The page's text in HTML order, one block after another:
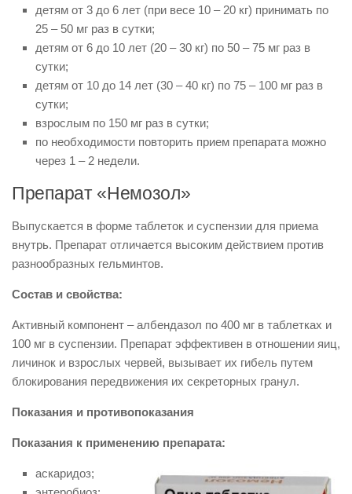
детям от 3 до 6 лет (при весе 10 – 20 кг) принимать по
25 – 50 мг раз в сутки;
детям от 6 до 10 лет (20 – 30 кг) по 50 – 75 мг раз в
сутки;
детям от 10 до 14 лет (30 – 40 кг) по 75 – 100 мг раз в
сутки;
взрослым по 150 мг раз в сутки;
по необходимости повторить прием препарата можно
через 1 – 2 недели.
Препарат «Немозол»
Выпускается в форме таблеток и суспензии для приема
внутрь. Препарат отличается высоким действием против
разнообразных гельминтов.
Состав и свойства:
Активный компонент – албендазол по 400 мг в таблетках и
100 мг в суспензии. Препарат эффективен в отношении яиц,
личинок и взрослых червей, вызывает их гибель путем
блокирования передвижения их секреторных гранул.
Показания и противопоказания
Показания к применению препарата:
аскаридоз;